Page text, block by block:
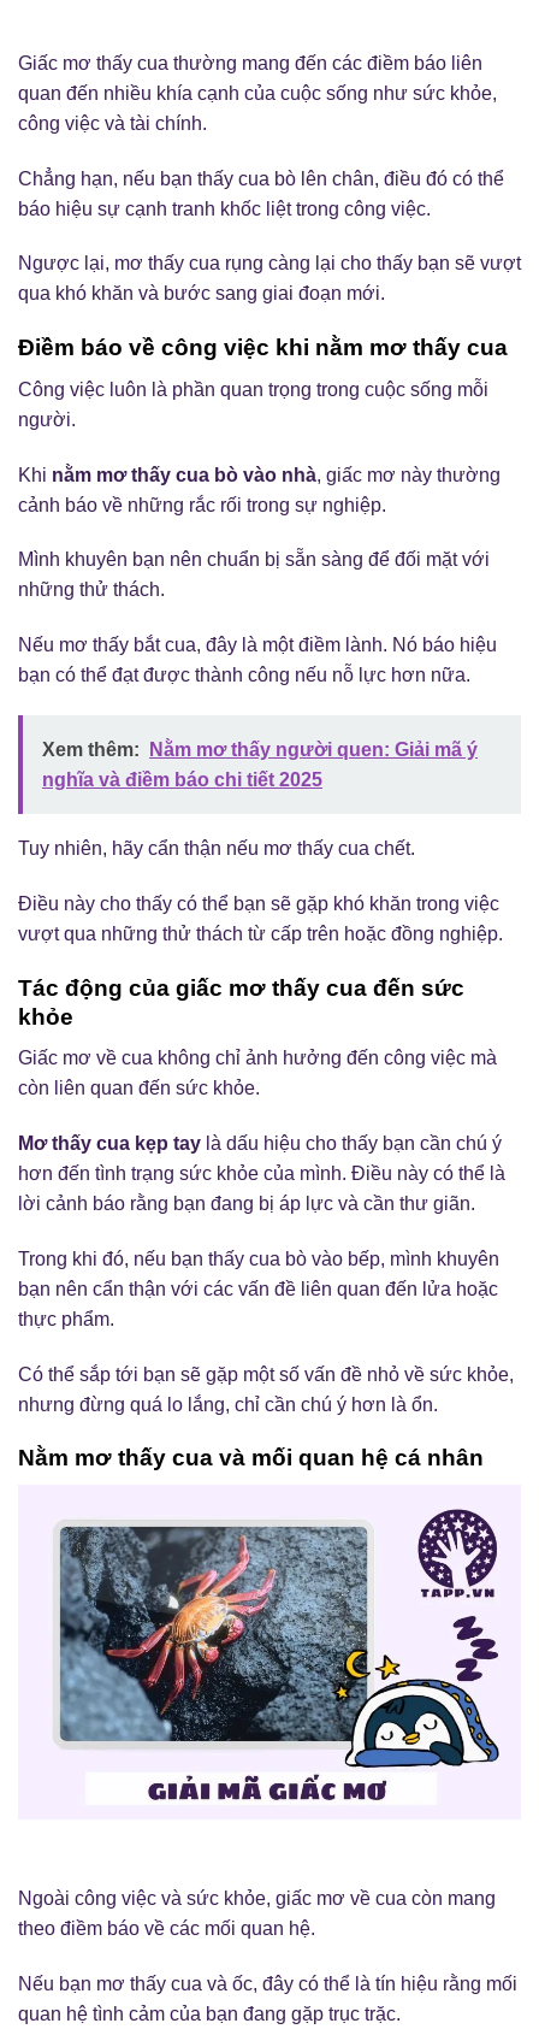
Giấc mơ thấy cua thường mang đến các điềm báo liên
quan đến nhiều khía cạnh của cuộc sống như sức khỏe,
công việc và tài chính.
Chẳng hạn, nếu bạn thấy cua bò lên chân, điều đó có thể
báo hiệu sự cạnh tranh khốc liệt trong công việc.
Ngược lại, mơ thấy cua rụng càng lại cho thấy bạn sẽ vượt
qua khó khăn và bước sang giai đoạn mới.
Điềm báo về công việc khi nằm mơ thấy cua
Công việc luôn là phần quan trọng trong cuộc sống mỗi
người.
Khi nằm mơ thấy cua bò vào nhà, giấc mơ này thường
cảnh báo về những rắc rối trong sự nghiệp.
Mình khuyên bạn nên chuẩn bị sẵn sàng để đối mặt với
những thử thách.
Nếu mơ thấy bắt cua, đây là một điềm lành. Nó báo hiệu
bạn có thể đạt được thành công nếu nỗ lực hơn nữa.
Xem thêm:
Nằm mơ thấy người quen: Giải mã ý
nghĩa và điềm báo chi tiết 2025
Tuy nhiên, hãy cẩn thận nếu mơ thấy cua chết.
Điều này cho thấy có thể bạn sẽ gặp khó khăn trong việc
vượt qua những thử thách từ cấp trên hoặc đồng nghiệp.
Tác động của giấc mơ thấy cua đến sức
khỏe
Giấc mơ về cua không chỉ ảnh hưởng đến công việc mà
còn liên quan đến sức khỏe.
Mơ thấy cua kẹp tay là dấu hiệu cho thấy bạn cần chú ý
hơn đến tình trạng sức khỏe của mình. Điều này có thể là
lời cảnh báo rằng bạn đang bị áp lực và cần thư giãn.
Trong khi đó, nếu bạn thấy cua bò vào bếp, mình khuyên
bạn nên cẩn thận với các vấn đề liên quan đến lửa hoặc
thực phẩm.
Có thể sắp tới bạn sẽ gặp một số vấn đề nhỏ về sức khỏe,
nhưng đừng quá lo lắng, chỉ cần chú ý hơn là ổn.
Nằm mơ thấy cua và mối quan hệ cá nhân
Ngoài công việc và sức khỏe, giấc mơ về cua còn mang
theo điềm báo về các mối quan hệ.
Nếu bạn mơ thấy cua và ốc, đây có thể là tín hiệu rằng mối
quan hệ tình cảm của bạn đang gặp trục trặc.